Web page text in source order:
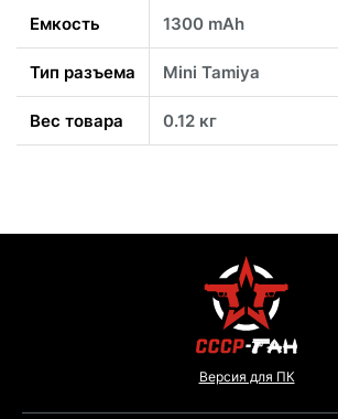
Емкость 1300 mAh
Тип разъема Mini Tamiya
Вес товара 0.12 кг
Версия для ПК